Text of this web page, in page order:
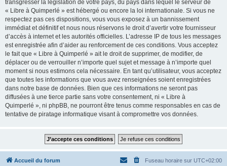
transgresser la législation de votre pays, du pays dans lequel le serveur de
« Libre à Quimperlé » est hébergé ou encore la loi internationale. Si vous ne
respectez pas ces dispositions, vous vous exposez à un bannissement
immédiat et définitif et nous nous réservons le droit d’avertir votre fournisseur
d’accès à internet et les autorités officielles. L’adresse IP de tous les messages
est enregistrée afin d’aider au renforcement de ces conditions. Vous acceptez
le fait que « Libre à Quimperlé » ait le droit de supprimer, de modifier, de
déplacer ou de verrouiller n’importe quel sujet et message à n’importe quel
moment si nous estimons cela nécessaire. En tant qu’utilisateur, vous acceptez
que toutes les informations que vous avez renseignées soient enregistrées
dans notre base de données. Bien que ces informations ne seront pas
diffusées à une tierce partie sans votre consentement, ni « Libre à
Quimperlé », ni phpBB, ne pourront être tenus comme responsables en cas de
tentative de piratage informatique visant à compromettre vos données.
Accueil du forum Fuseau horaire sur UTC+02:00